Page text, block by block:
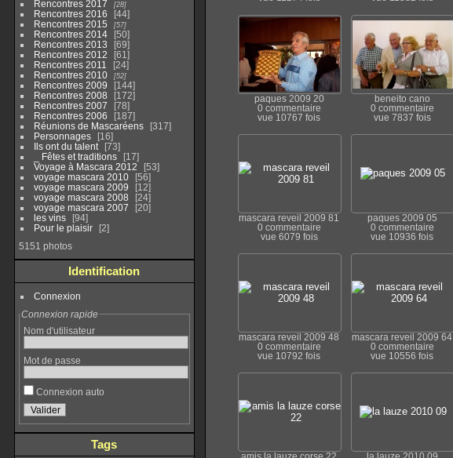
Rencontres 2017
28
Rencontres 2016
44
Rencontres 2015
57
Rencontres 2014
50
Rencontres 2013
69
Rencontres 2012
61
Rencontres 2011
24
Rencontres 2010
52
Rencontres 2009
144
Rencontres 2008
172
Rencontres 2007
78
Rencontres 2006
187
Réunions de Mascaréens
317
Personnages
16
Ils ont du talent
73
_ Fêtes et traditions
17
Voyage à Mascara 2012
53
voyage mascara 2010
56
voyage mascara 2009
12
voyage mascara 2008
24
voyage mascara 2007
20
les vins
94
Pour le plaisir
2
5151 photos
Identification
Connexion
Connexion rapide
Nom d'utilisateur
Mot de passe
Connexion auto
Tags
paques 2009 20
0 commentaire
vue 10767 fois
beneito cano
0 commentaire
vue 7837 fois
mascara reveil 2009 81
0 commentaire
vue 6079 fois
paques 2009 05
0 commentaire
vue 10936 fois
mascara reveil 2009 48
0 commentaire
vue 10792 fois
mascara reveil 2009 64
0 commentaire
vue 10556 fois